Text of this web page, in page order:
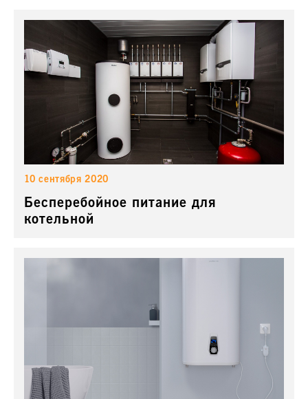
10 сентября 2020
Бесперебойное питание для
котельной